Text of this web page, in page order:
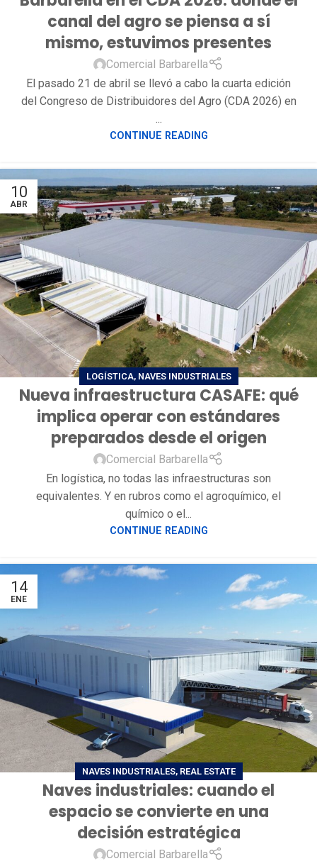
canal del agro se piensa a sí
mismo, estuvimos presentes
Comercial Barbarella
El pasado 21 de abril se llevó a cabo la cuarta edición
del Congreso de Distribuidores del Agro (CDA 2026) en
...
CONTINUE READING
10
ABR
LOGÍSTICA, NAVES INDUSTRIALES
Nueva infraestructura CASAFE: qué
implica operar con estándares
preparados desde el origen
Comercial Barbarella
En logística, no todas las infraestructuras son
equivalentes. Y en rubros como el agroquímico, el
químico o el...
CONTINUE READING
14
ENE
NAVES INDUSTRIALES, REAL ESTATE
Naves industriales: cuando el
espacio se convierte en una
decisión estratégica
Comercial Barbarella